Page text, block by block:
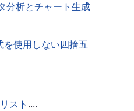
分析とチャート生成
を使用しない四捨五
スト ....